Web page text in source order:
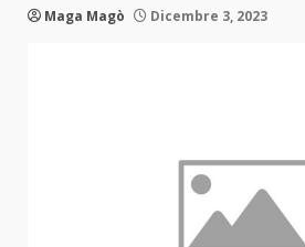
Maga Magò Dicembre 3, 2023